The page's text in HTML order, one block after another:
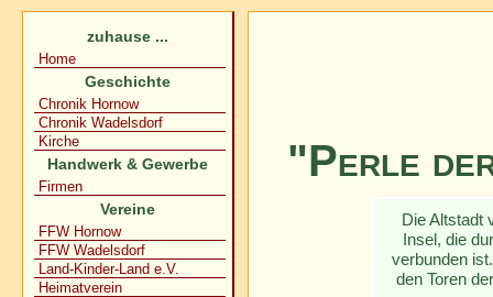
zuhause ...
Home
Geschichte
Chronik Hornow
Chronik Wadelsdorf
Kirche
Handwerk & Gewerbe
Firmen
Vereine
FFW Hornow
FFW Wadelsdorf
Land-Kinder-Land e.V.
Heimatverein
"Perle
Die Altstadt
Insel, die
verbunden
den Toren